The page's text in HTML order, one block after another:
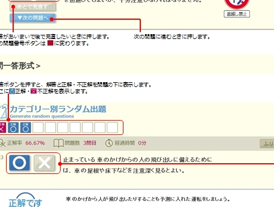
一答形式＞